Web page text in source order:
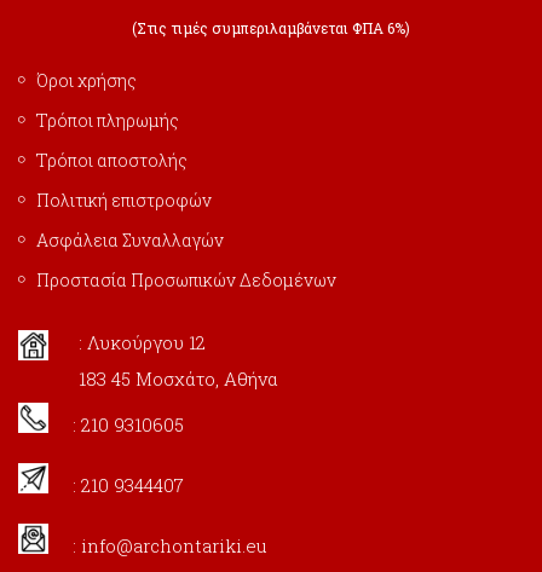
(Στις τιμές συμπεριλαμβάνεται ΦΠΑ 6%)
Όροι χρήσης
Τρόποι πληρωμής
Τρόποι αποστολής
Πολιτική επιστροφών
Ασφάλεια Συναλλαγών
Προστασία Προσωπικών Δεδομένων
: Λυκούργου 12
183 45 Μοσχάτο, Αθήνα
: 210 9310605
: 210 9344407
: info@archontariki.eu